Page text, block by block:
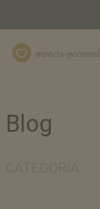
Moneta-
Blog
CATEGORIA